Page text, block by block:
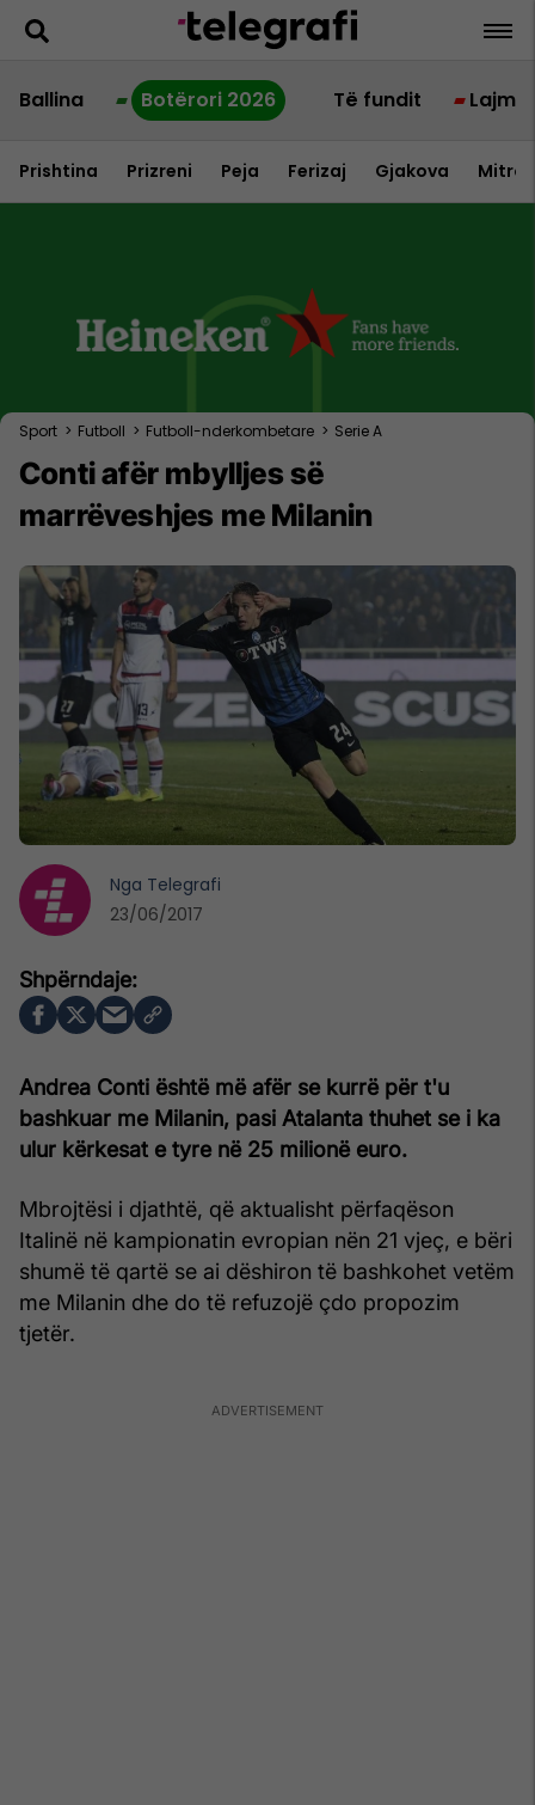
Ballina Botërori 2026 Të fundit Lajme
Prishtina Prizreni Peja Ferizaj Gjakova
Sport > Futboll > Futboll-nderkombetare > Serie A
Conti afër mbylljes së
marrëveshjes me Milanin
Andrea Conti është më afër se kurrë për t'u
bashkuar me Milanin, pasi Atalanta thuhet se i ka
ulur kërkesat e tyre në 25 milionë euro.
Mbrojtësi i djathtë, që aktualisht përfaqëson
Italinë në kampionatin evropian nën 21 vjeç, e bëri
shumë të qartë se ai dëshiron të bashkohet vetëm
me Milanin dhe do të refuzojë çdo propozim
tjetër.
Nga Telegrafi
23/06/2017